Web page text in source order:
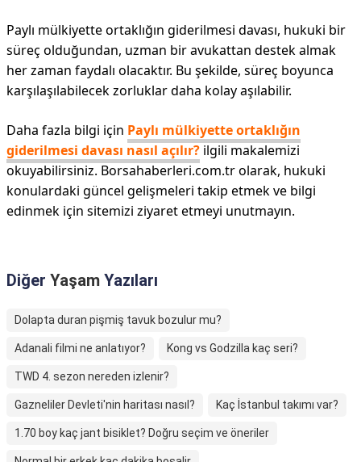
Paylı mülkiyette ortaklığın giderilmesi davası, hukuki bir
süreç olduğundan, uzman bir avukattan destek almak
her zaman faydalı olacaktır. Bu şekilde, süreç boyunca
karşılaşılabilecek zorluklar daha kolay aşılabilir.
Daha fazla bilgi için Paylı mülkiyette ortaklığın
giderilmesi davası nasıl açılır? ilgili makalemizi
okuyabilirsiniz. Borsahaberleri.com.tr olarak, hukuki
konulardaki güncel gelişmeleri takip etmek ve bilgi
edinmek için sitemizi ziyaret etmeyi unutmayın.
Diğer Yaşam Yazıları
Dolapta duran pişmiş tavuk bozulur mu?
Adanali filmi ne anlatıyor? Kong vs Godzilla kaç seri?
TWD 4. sezon nereden izlenir?
Gazneliler Devleti'nin haritası nasıl? Kaç İstanbul takımı var?
1.70 boy kaç jant bisiklet? Doğru seçim ve öneriler